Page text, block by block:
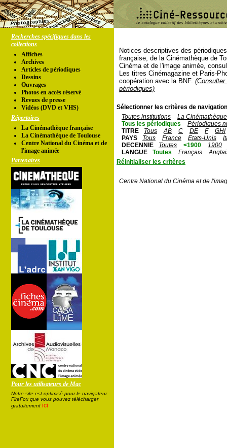
Recherches spécifiques dans les
collections
Affiches
Archives
Articles de périodiques
Dessins
Ouvrages
Photos en accés réservé
Revues de presse
Vidéos (DVD et VHS)
Répertoires
La Cinémathèque française
La Cinémathèque de Toulouse
Centre National du Cinéma et de
l'image animée
Partenaires
Pour les utilisateurs de Mac
Notre site est optimisé pour le navigateur
FireFox que vous pouvez télécharger
gratuitement ici
Notices descriptives des
française, de la Cinémathèque de
Cinéma et de l'image animée,
Les titres Cinémagazine et Paris-
coopération avec la BNF.
périodiques)
Sélectionner les critères de
Toutes institutions
La
Tous les périodiques
Périodiques
TITRE
Tous AB C DE F
GHI
PAYS
Tous France Etats-Unis
DECENNIE
Toutes <1900
1900
LANGUE
Toutes Français
Réinitialiser les critères
Centre National du Cinéma et de